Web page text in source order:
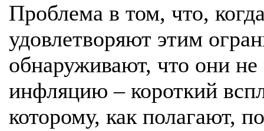
Проблема в том, что,
удовлетворяют этим
обнаруживают, что они не
инфляцию – короткий
которому, как полагают,